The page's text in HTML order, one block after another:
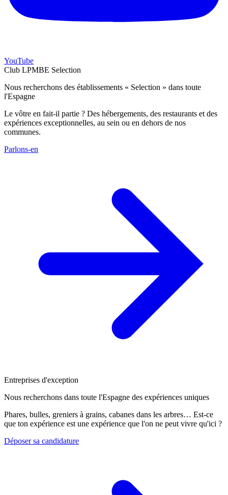
YouTube
Club LPMBE Selection
Nous recherchons des établissements « Selection » dans toute
l'Espagne
Le vôtre en fait-il partie ? Des hébergements, des restaurants et des
expériences exceptionnelles, au sein ou en dehors de nos
communes.
Parlons-en
Entreprises d'exception
Nous recherchons dans toute l'Espagne des expériences uniques
Phares, bulles, greniers à grains, cabanes dans les arbres… Est-ce
que ton expérience est une expérience que l'on ne peut vivre qu'ici ?
Déposer sa candidature